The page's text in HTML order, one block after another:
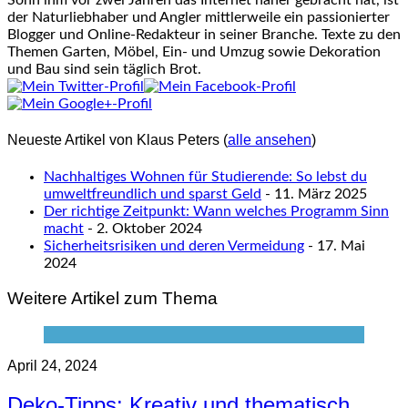
der Naturliebhaber und Angler mittlerweile ein passionierter
Blogger und Online-Redakteur in seiner Branche. Texte zu den
Themen Garten, Möbel, Ein- und Umzug sowie Dekoration
und Bau sind sein täglich Brot.
Neueste Artikel von Klaus Peters (alle ansehen)
Nachhaltiges Wohnen für Studierende: So lebst du
umweltfreundlich und sparst Geld - 11. März 2025
Der richtige Zeitpunkt: Wann welches Programm Sinn
macht - 2. Oktober 2024
Sicherheitsrisiken und deren Vermeidung - 17. Mai
2024
Weitere Artikel zum Thema
April 24, 2024